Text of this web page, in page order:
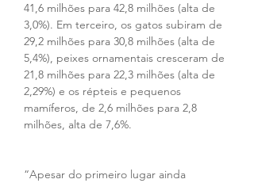
41,6 milhões para 42,8 milhões (alta de
3,0%). Em terceiro, os gatos subiram de
29,2 milhões para 30,8 milhões (alta de
5,4%), peixes ornamentais cresceram de
21,8 milhões para 22,3 milhões (alta de
2,29%) e os répteis e pequenos
mamíferos, de 2,6 milhões para 2,8
milhões, alta de 7,6%.
“Apesar do primeiro lugar ainda